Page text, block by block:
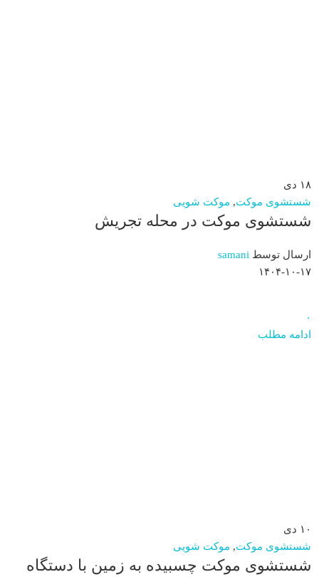
۱۸ دی
شستشوی موکت, موکت شویی
شستشوی موکت در محله تجریش
ارسال توسط samani
۱۴۰۴-۱۰-۱۷
۰
ادامه مطلب
۱۰ دی
شستشوی موکت, موکت شویی
شستشوی موکت چسبیده به زمین با دستگاه